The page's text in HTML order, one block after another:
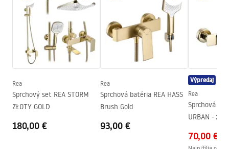
Veľkosť dverí
Smer dverí
Univerzálny
Hrúbka skla
6 mm
Výška sprchových dverí
cm
Profilový materiál
Hliník
Materiál rukoväte
Smer otvárania
dovnútra a vonku
Rea
Sprchový set REA STORM
ZŁOTY GOLD
180,00 €
Rea
Sprchová batéria REA HASS
Brush Gold
93,00 €
Výpredaj
Rea
Sprchová
URBAN -
70,00 €